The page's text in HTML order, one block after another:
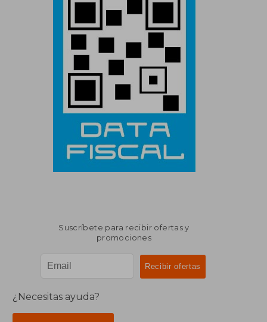
Suscríbete para recibir ofertas y
promociones
¿Necesitas ayuda?